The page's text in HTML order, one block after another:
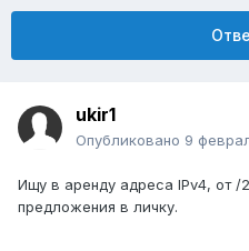
ukir1
Опубликовано 9
Ищу в аренду адреса IPv4, от /
предложения в личку.